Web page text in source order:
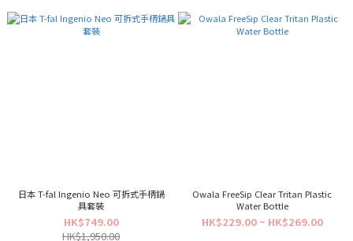
日本 T-fal Ingenio Neo 可拆式手柄鍋
具套裝
HK$749.00
HK$1,950.00
Owala FreeSip Clear Tritan Plastic
Water Bottle
HK$229.00 ~ HK$269.00